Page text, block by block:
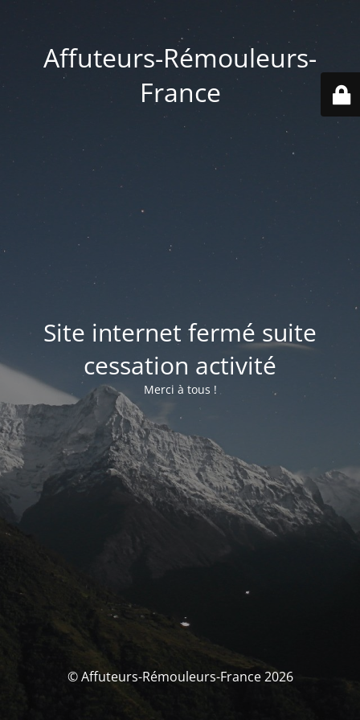
Affuteurs-Rémouleurs-
France
Site internet fermé suite
cessation activité
Merci à tous !
© Affuteurs-Rémouleurs-France 2026